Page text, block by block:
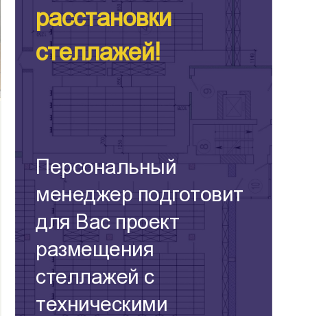
расстановки
стеллажей!
Персональный
менеджер подготовит
для Вас проект
размещения
стеллажей с
техническими